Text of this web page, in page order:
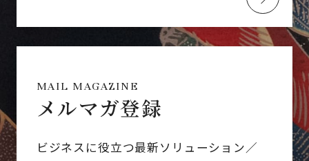
MAIL MAGAZINE
メルマガ登録
ビジネスに役立つ最新ソリューション／